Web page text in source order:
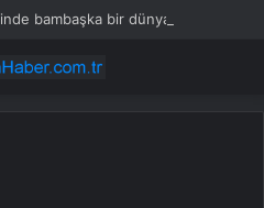
bambaşka bir dünya var